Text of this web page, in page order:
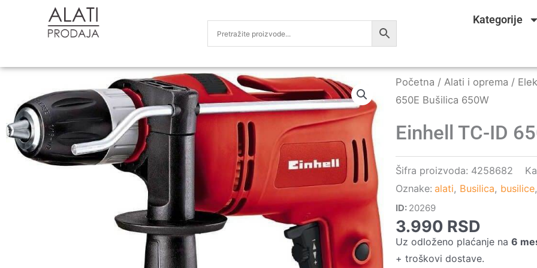
Kategorije
Početna / Alati i oprema /
650E Bušilica 650W
Einhell TC-ID
Šifra proizvoda: 4258682
Oznake: alati, Busilica, busilice
ID: 20269
3.990 RSD
Uz odloženo plaćanje na 6
+ troškovi dostave.